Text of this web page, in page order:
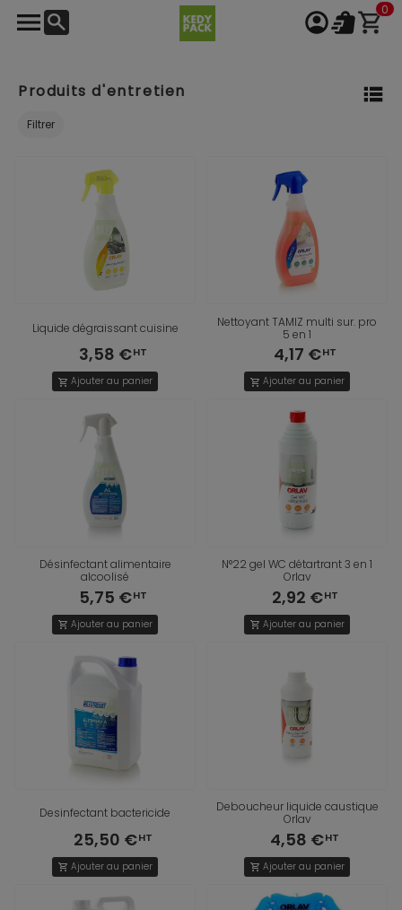
0
Produits d'entretien
Filtrer
Liquide dégraissant cuisine
3,58 €
shopping_cart Ajouter au panier
Nettoyant TAMIZ multi sur. pro
5 en 1
4,17 €
shopping_cart Ajouter au panier
Désinfectant alimentaire
alcoolisé
5,75 €
shopping_cart Ajouter au panier
N°22 gel WC détartrant 3 en 1
Orlav
2,92 €
shopping_cart Ajouter au panier
Desinfectant bactericide
25,50 €
shopping_cart Ajouter au panier
Deboucheur liquide caustique
Orlav
4,58 €
shopping_cart Ajouter au panier